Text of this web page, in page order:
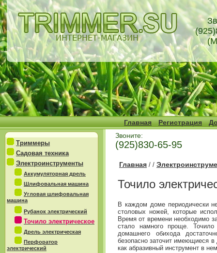
Главная Регистрация
Триммеры
Садовая техника
Электроинструменты
Аккумуляторная дрель
Шлифовальная машина
Угловая шлифовальная
машина
Рубанок электрический
Точило электрическое
Дрель электрическая
Перфоратор
электрический
Звоните:
(925)830-65-95
Главная / /
Точило
В каждом доме периодически
столовых ножей, которые
Время от времени необходимо
стало намного проще. Точило
домашнего обихода
безопасно заточит имеющиеся
как абразивный инструмент в